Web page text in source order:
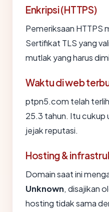
Enkripsi (HTTPS)
Pemeriksaan HTTPS
Sertifikat TLS yang
mutlak yang harus
Waktu di web
ptpn5.com telah
25.3 tahun. Itu cukup
jejak reputasi.
Hosting &
Domain saat ini
Unknown, disajikan
hosting tidak sama